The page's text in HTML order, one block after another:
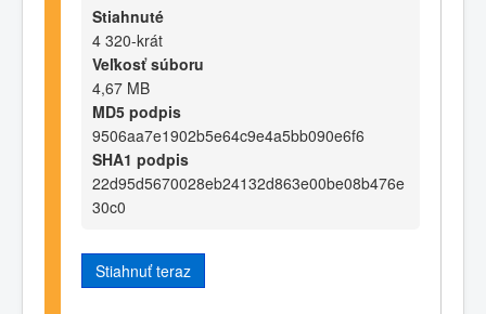
Stiahnuté
4 320-krát
Veľkosť súboru
4,67 MB
MD5 podpis
9506aa7e1902b5e64c9e4a5bb090e6f6
SHA1 podpis
22d95d5670028eb24132d863e00be08b476e
30c0
Stiahnuť teraz